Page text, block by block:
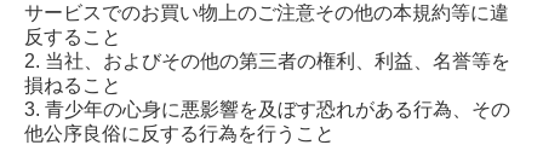
サービスでのお買い物上のご注意その他の本規約等に違
反すること
2. 当社、およびその他の第三者の権利、利益、名誉等を
損ねること
3. 青少年の心身に悪影響を及ぼす恐れがある行為、その
他公序良俗に反する行為を行うこと